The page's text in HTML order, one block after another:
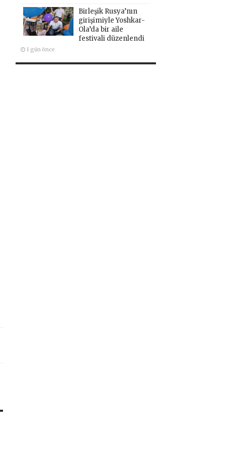
Birleşik Rusya’nın
girişimiyle Yoshkar-
Ola’da bir aile
festivali düzenlendi
1 gün önce